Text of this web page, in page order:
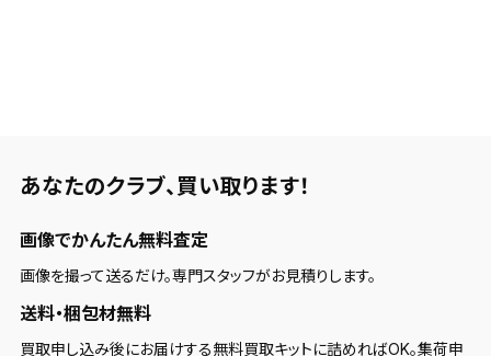
あなたのクラブ、 買い取ります！
画像でかんたん無料査定
画像を撮って送るだけ。専門スタッフがお見積りします。
送料・梱包材無料
買取申し込み後にお届けする無料買取キットに詰めればOK。集荷申